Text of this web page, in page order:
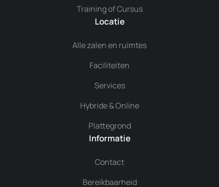
Training of Cursus
Locatie
Alle zalen en ruimtes
Faciliteiten
Services
Hybride & Online
Plattegrond
Informatie
Contact
Bereikbaarheid